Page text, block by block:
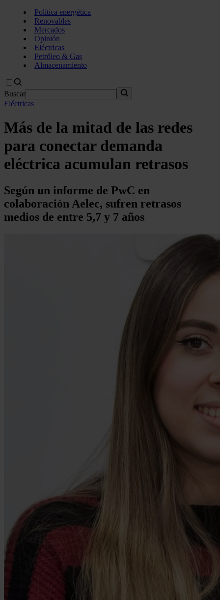
Política energética
Renovables
Mercados
Opinión
Eléctricas
Petróleo & Gas
Almacenamiento
Buscar
Eléctricas
⁠Más de la mitad de las redes
para conectar demanda
eléctrica acumulan retrasos
Según un informe de PwC en
colaboración Aelec, sufren retrasos
medios de entre 5,7 y 7 años